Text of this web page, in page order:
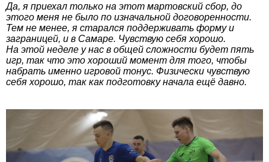
Да, я приехал только на этот мартовский сбор, до
этого меня не было по изначальной договоренности.
Тем не менее, я старался поддерживать форму и
заграницей, и в Самаре. Чувствую себя хорошо.
На этой неделе у нас в общей сложности будет пять
игр, так что это хороший момент для того, чтобы
набрать именно игровой тонус. Физически чувствую
себя хорошо, так как подготовку начала ещё давно.